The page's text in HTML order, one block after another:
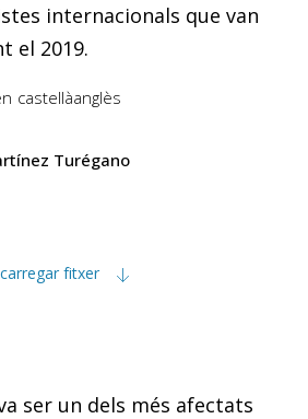
internacionals que van
el 2019.
castellàanglès
Turégano
fitxer
ser un dels més afectats